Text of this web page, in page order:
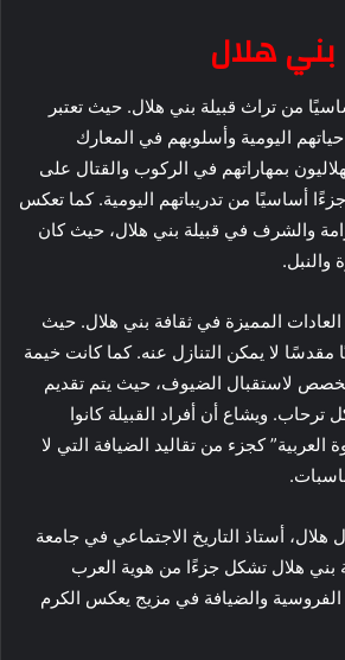
هلال
من تراث قبيلة بني هلال. حيث تعتبر
اليومية وأسلوبهم في المعارك
بمهاراتهم في الركوب والقتال على
أساسيًا من تدريباتهم اليومية. كما تعكس
والشرف في قبيلة بني هلال، حيث كان
والنبل.
المميزة في ثقافة بني هلال. حيث
مقدسًا لا يمكن التنازل عنه. كما كانت خيمة
لاستقبال الضيوف، حيث يتم تقديم
ترحاب. ويشاع أن أفراد القبيلة كانوا
كجزء من تقاليد الضيافة التي لا
هلال، أستاذ التاريخ الاجتماعي في جامعة
بني هلال تشكل جزءًا من هوية العرب
والضيافة في مزيج يعكس الكرم